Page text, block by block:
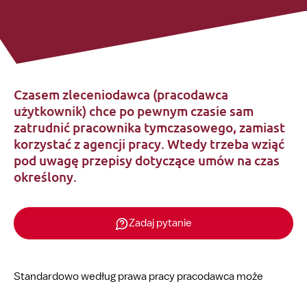
Czasem zleceniodawca (pracodawca
użytkownik) chce po pewnym czasie sam
zatrudnić pracownika tymczasowego, zamiast
korzystać z agencji pracy. Wtedy trzeba wziąć
pod uwagę przepisy dotyczące umów na czas
określony.
Zadaj pytanie
Standardowo według prawa pracy pracodawca może